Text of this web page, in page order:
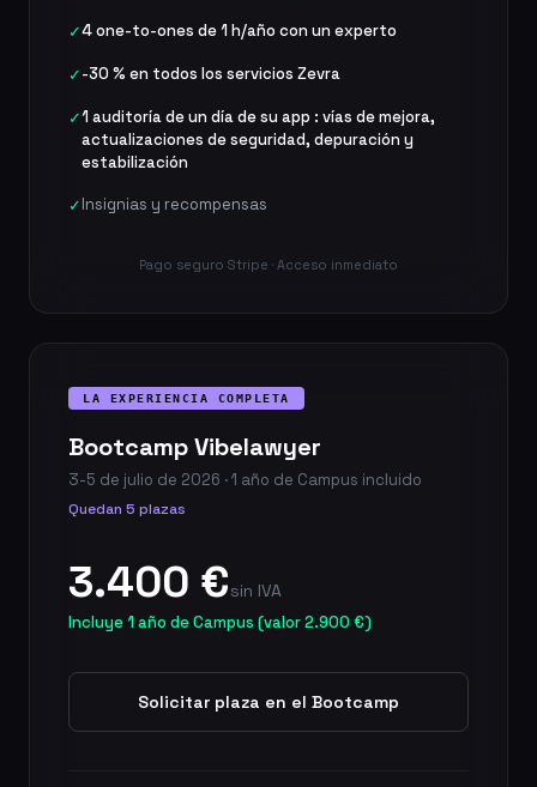
✓4 one-to-ones de 1 h/año con un experto
✓-30 % en todos los servicios Zevra
✓1 auditoría de un día de su app : vías de mejora,
actualizaciones de seguridad, depuración y
estabilización
✓Insignias y recompensas
Pago seguro Stripe · Acceso inmediato
LA EXPERIENCIA COMPLETA
Bootcamp Vibelawyer
3-5 de julio de 2026 · 1 año de Campus incluido
Quedan 5 plazas
3.400 €sin IVA
Incluye 1 año de Campus (valor 2.900 €)
Solicitar plaza en el Bootcamp